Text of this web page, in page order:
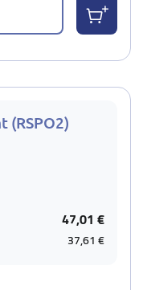
(RSPO2)
47,01 €
37,61 €